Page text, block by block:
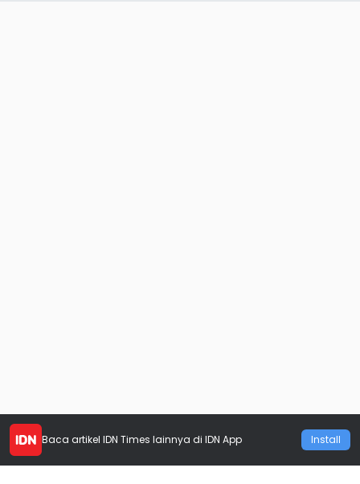
Baca artikel IDN Times lainnya di IDN App Install